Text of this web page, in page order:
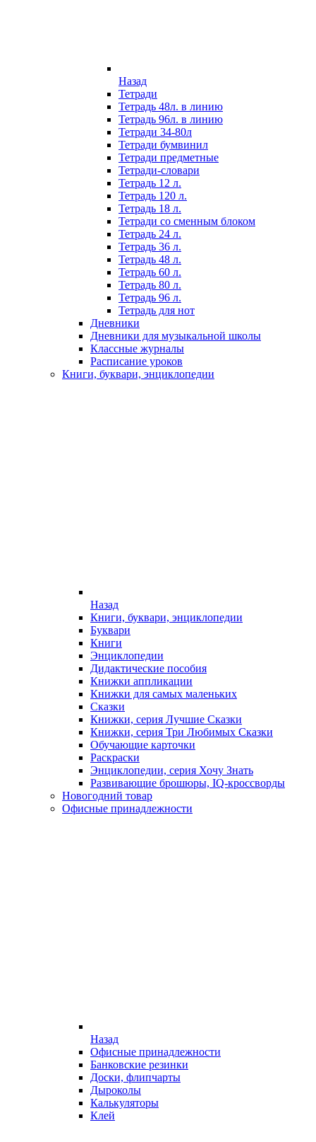
Назад
Тетради
Тетрадь 48л. в линию
Тетрадь 96л. в линию
Тетради 34-80л
Тетради бумвинил
Тетради предметные
Тетради-словари
Тетрадь 12 л.
Тетрадь 120 л.
Тетрадь 18 л.
Тетради со сменным блоком
Тетрадь 24 л.
Тетрадь 36 л.
Тетрадь 48 л.
Тетрадь 60 л.
Тетрадь 80 л.
Тетрадь 96 л.
Тетрадь для нот
Дневники
Дневники для музыкальной школы
Классные журналы
Расписание уроков
Книги, буквари, энциклопедии
Назад
Книги, буквари, энциклопедии
Буквари
Книги
Энциклопедии
Дидактические пособия
Книжки аппликации
Книжки для самых маленьких
Сказки
Книжки, серия Лучшие Сказки
Книжки, серия Три Любимых Сказки
Обучающие карточки
Раскраски
Энциклопедии, серия Хочу Знать
Развивающие брошюры, IQ-кроссворды
Новогодний товар
Офисные принадлежности
Назад
Офисные принадлежности
Банковские резинки
Доски, флипчарты
Дыроколы
Калькуляторы
Клей